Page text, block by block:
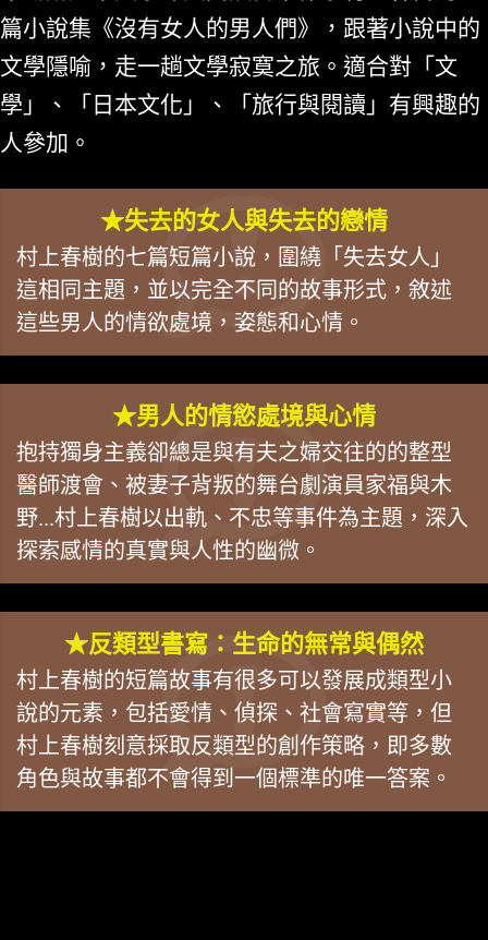
篇小說集《沒有女人的男人們》，跟著小說中的
文學隱喻，走一趟文學寂寞之旅。適合對「文
學」、「日本文化」、「旅行與閱讀」有興趣的
人參加。
★失去的女人與失去的戀情
村上春樹的七篇短篇小說，圍繞「失去女人」
這相同主題，並以完全不同的故事形式，敘述
這些男人的情欲處境，姿態和心情。
★男人的情慾處境與心情
抱持獨身主義卻總是與有夫之婦交往的的整型
醫師渡會、被妻子背叛的舞台劇演員家福與木
野...村上春樹以出軌、不忠等事件為主題，深入
探索感情的真實與人性的幽微。
★反類型書寫：生命的無常與偶然
村上春樹的短篇故事有很多可以發展成類型小
說的元素，包括愛情、偵探、社會寫實等，但
村上春樹刻意採取反類型的創作策略，即多數
角色與故事都不會得到一個標準的唯一答案。